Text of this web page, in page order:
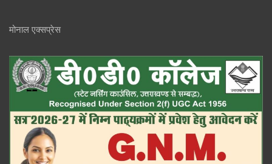
मोनाल एक्सप्रेस